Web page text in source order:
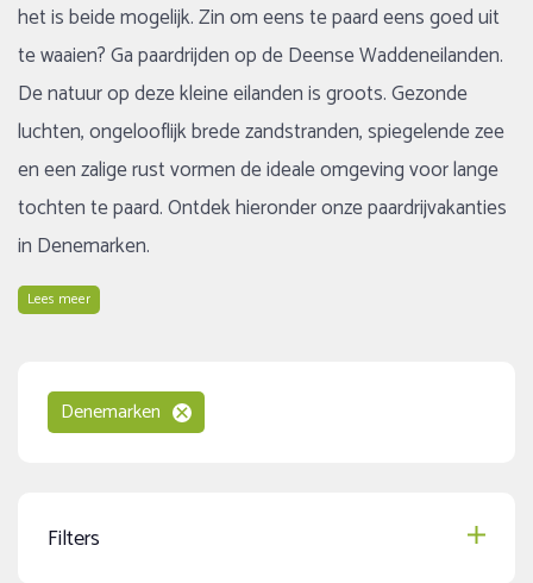
het is beide mogelijk. Zin om eens te paard eens goed uit
te waaien? Ga paardrijden op de Deense Waddeneilanden.
De natuur op deze kleine eilanden is groots. Gezonde
luchten, ongelooflijk brede zandstranden, spiegelende zee
en een zalige rust vormen de ideale omgeving voor lange
tochten te paard. Ontdek hieronder onze paardrijvakanties
in Denemarken.
Lees meer
Denemarken
Filters